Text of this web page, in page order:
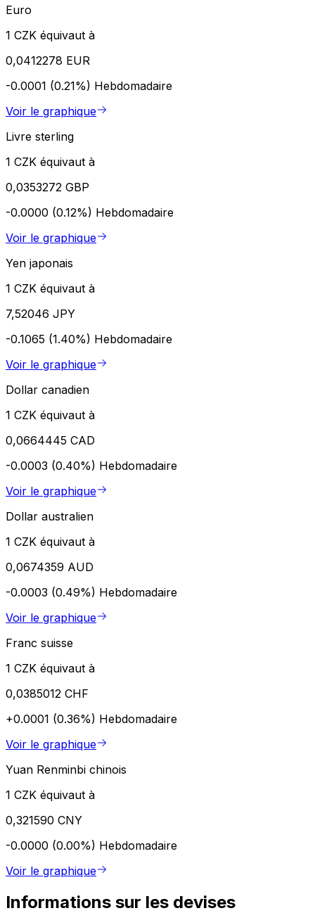
Euro
1 CZK équivaut à
0,0412278 EUR
-0.0001 (0.21%) Hebdomadaire
Voir le graphique
Livre sterling
1 CZK équivaut à
0,0353272 GBP
-0.0000 (0.12%) Hebdomadaire
Voir le graphique
Yen japonais
1 CZK équivaut à
7,52046 JPY
-0.1065 (1.40%) Hebdomadaire
Voir le graphique
Dollar canadien
1 CZK équivaut à
0,0664445 CAD
-0.0003 (0.40%) Hebdomadaire
Voir le graphique
Dollar australien
1 CZK équivaut à
0,0674359 AUD
-0.0003 (0.49%) Hebdomadaire
Voir le graphique
Franc suisse
1 CZK équivaut à
0,0385012 CHF
+0.0001 (0.36%) Hebdomadaire
Voir le graphique
Yuan Renminbi chinois
1 CZK équivaut à
0,321590 CNY
-0.0000 (0.00%) Hebdomadaire
Voir le graphique
Informations sur les devises